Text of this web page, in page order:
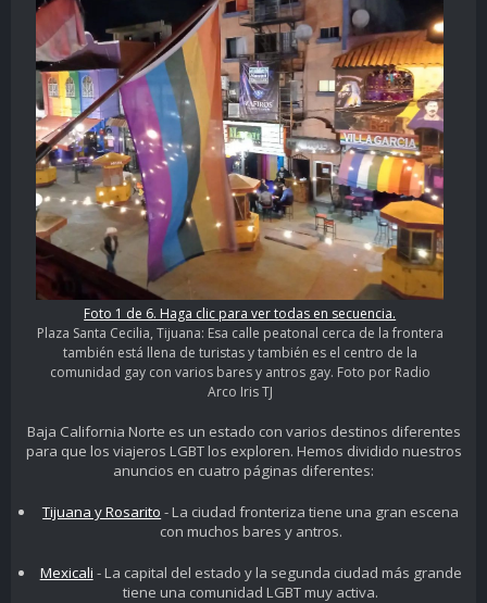
Foto 1 de 6. Haga clic para ver todas en secuencia.
Plaza Santa Cecilia, Tijuana: Esa calle peatonal cerca de la frontera
también está llena de turistas y también es el centro de la
comunidad gay con varios bares y antros gay. Foto por Radio
Arco Iris TJ
Baja California Norte es un estado con varios destinos diferentes
para que los viajeros LGBT los exploren. Hemos dividido nuestros
anuncios en cuatro páginas diferentes:
Tijuana y Rosarito - La ciudad fronteriza tiene una gran escena
con muchos bares y antros.
Mexicali - La capital del estado y la segunda ciudad más grande
tiene una comunidad LGBT muy activa.